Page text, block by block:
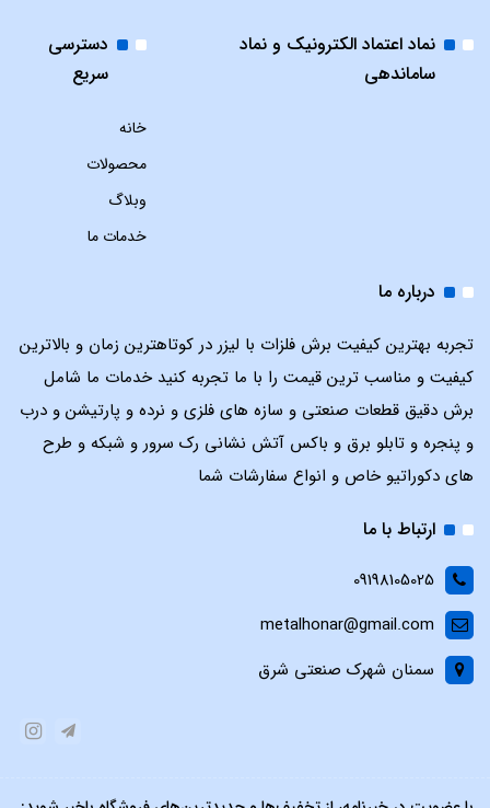
نماد اعتماد الکترونیک و نماد
ساماندهی
دسترسی
سریع
خانه
محصولات
وبلاگ
خدمات ما
درباره ما
تجربه بهترین کیفیت برش فلزات با لیزر در کوتاهترین زمان و بالاترین
کیفیت و مناسب ترین قیمت را با ما تجربه کنید خدمات ما شامل
برش دقیق قطعات صنعتی و سازه های فلزی و نرده و پارتیشن و درب
و پنجره و تابلو برق و باکس آتش نشانی رک سرور و شبکه و طرح
های دکوراتیو خاص و انواع سفارشات شما
ارتباط با ما
09198105025
metalhonar@gmail.com
سمنان شهرک صنعتی شرق